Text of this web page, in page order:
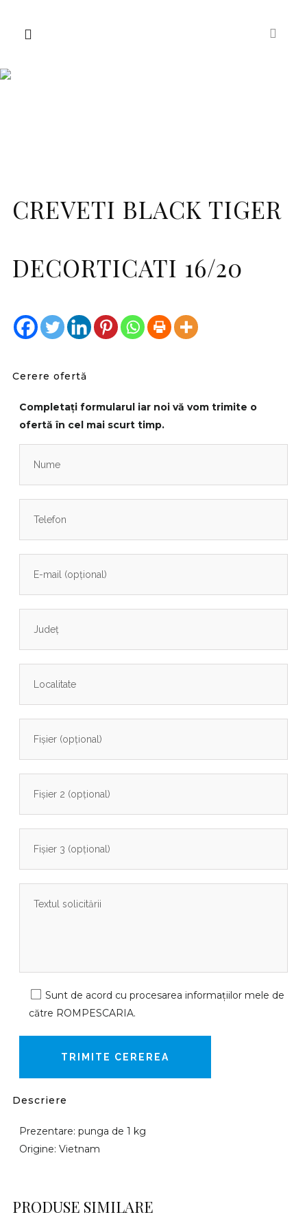
CREVETI BLACK TIGER
DECORTICATI 16/20
Cerere ofertă
Completați formularul iar noi vă vom trimite o
ofertă în cel mai scurt timp.
Sunt de acord cu procesarea informațiilor mele de
către ROMPESCARIA.
Descriere
Prezentare: punga de 1 kg
Origine: Vietnam
PRODUSE SIMILARE